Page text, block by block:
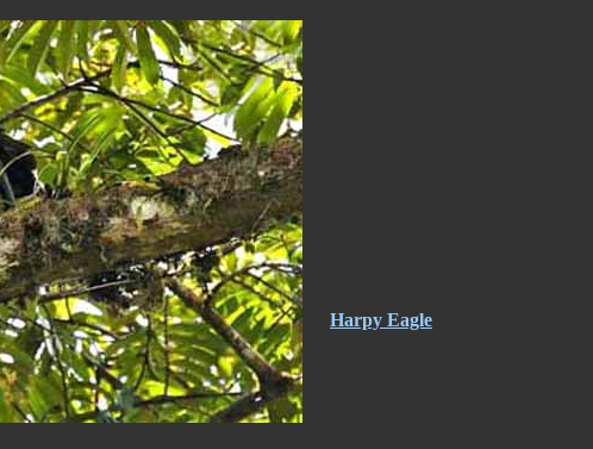
Harpy Eagle